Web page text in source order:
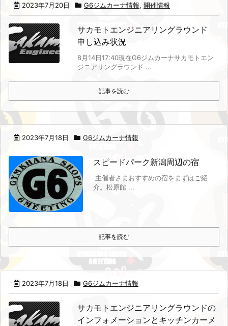
2023年7月20日 G6ジムカーナ情報, 開催情報
サカモトエンジニアリングラウンド
申し込み状況
8月14日17:40現在G6ジムカーナサカモトエン
ジニアリングラウンド ...
記事を読む
2023年7月18日 G6ジムカーナ情報
スピードパーク新潟周辺の宿
主催者さまおすすめの宿をまずはご紹
介。 松原館...
記事を読む
2023年7月18日 G6ジムカーナ情報
サカモトエンジニアリングラウンドの
インフォメーションとキッチンカーメ